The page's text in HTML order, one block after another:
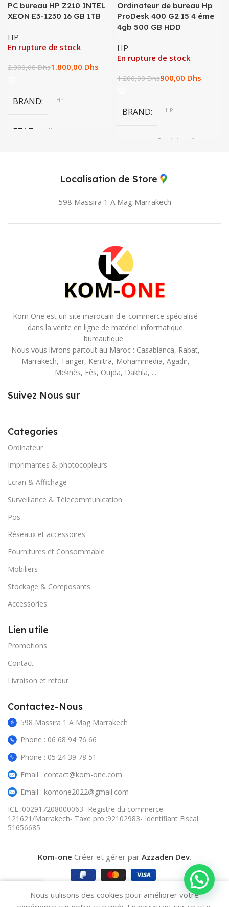
PC bureau HP Z210 INTEL
XEON E3-1230 16 GB 1TB
HP
En rupture de stock
2.300,00Dhs1.800,00 Dhs
BRAND HP
ETAT Remis à neuf
Ordinateur de bureau Hp
ProDesk 400 G2 I5 4 éme
4gb 500 GB HDD
HP
En rupture de stock
1.200,00Dhs900,00 Dhs
BRAND HP
ETAT Remis à neuf
Localisation de Store
598 Massira 1 A Mag Marrakech
Kom One est un site marocain d'e-commerce spécialisé
dans la vente en ligne de matériel informatique
bureautique .
Nous vous livrons partout au Maroc : Casablanca, Rabat,
Marrakech, Tanger, Kenitra, Mohammedia, Agadir,
Meknès, Fès, Oujda, Dakhla, ...
Suivez Nous sur
Categories
Ordinateur
Imprimantes & photocopieurs
Ecran & Affichage
Surveillance & Télecommunication
Pos
Réseaux et accessoires
Fournitures et Consommable
Mobiliers
Stockage & Composants
Accessories
Lien utile
Promotions
Contact
Livraison et retour
Contactez-Nous
598 Massira 1 A Mag Marrakech
Phone : 06 68 94 76 66
Phone : 05 24 39 78 51
Email : contact@kom-one.com
Email : komone2022@gmail.com
ICE :002917208000063- Registre du commerce:
121621/Marrakech- Taxe pro.:92102983- Identifiant Fiscal:
51656685
Kom-one Créer et gérer par Azzaden Dev.
Nous utilisons des cookies pour améliorer votre